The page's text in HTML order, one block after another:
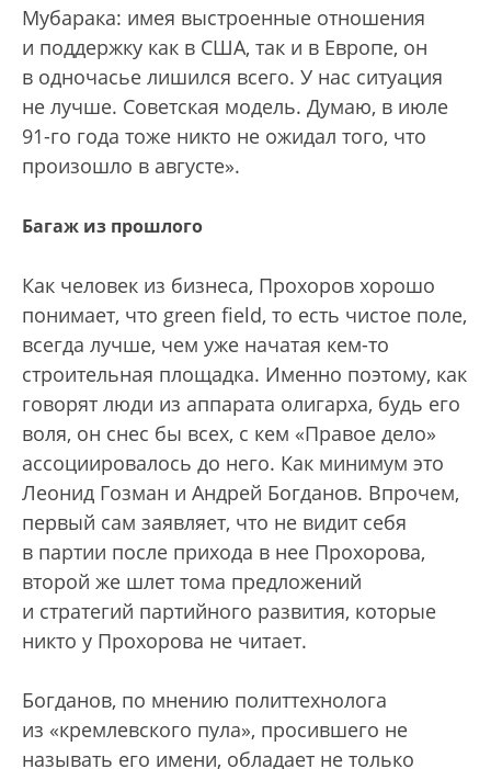
Мубарака: имея выстроенные отношения
и поддержку как в США, так и в Европе, он
в одночасье лишился всего. У нас ситуация
не лучше. Советская модель. Думаю, в июле
91-го года тоже никто не ожидал того, что
произошло в августе».
Багаж из прошлого
Как человек из бизнеса, Прохоров хорошо
понимает, что green field, то есть чистое поле,
всегда лучше, чем уже начатая кем-то
строительная площадка. Именно поэтому, как
говорят люди из аппарата олигарха, будь его
воля, он снес бы всех, с кем «Правое дело»
ассоциировалось до него. Как минимум это
Леонид Гозман и Андрей Богданов. Впрочем,
первый сам заявляет, что не видит себя
в партии после прихода в нее Прохорова,
второй же шлет тома предложений
и стратегий партийного развития, которые
никто у Прохорова не читает.
Богданов, по мнению политтехнолога
из «кремлевского пула», просившего не
называть его имени, обладает не только